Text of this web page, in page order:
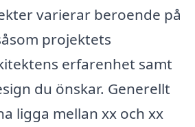
varierar beroende på
projektets
erfarenhet samt
du önskar. Generellt
ligga mellan xx och xx